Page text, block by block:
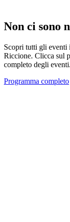
Non ci sono
Scopri tutti gli eventi
Riccione. Clicca sul
completo degli eventi.
Programma completo